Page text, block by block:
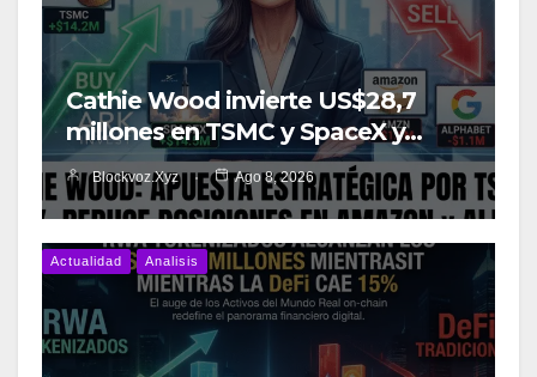
Cathie Wood invierte US$28,7
millones en TSMC y SpaceX y…
Blockvoz.xyz Ago 8, 2026
Actualidad Analisis